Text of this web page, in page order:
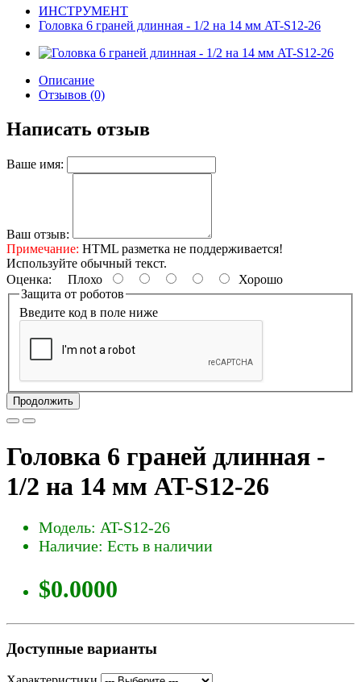
ИНСТРУМЕНТ
Головка 6 граней длинная - 1/2 на 14 мм AT-S12-26
Описание
Отзывов (0)
Написать отзыв
Ваше имя:
Ваш отзыв:
Примечание: HTML разметка не поддерживается!
Используйте обычный текст.
Оценка: Плохо
Хорошо
Защита от роботов
Введите код в поле ниже
Продолжить
Головка 6 граней длинная -
1/2 на 14 мм AT-S12-26
Модель: AT-S12-26
Наличие: Есть в наличии
$0.0000
Доступные варианты